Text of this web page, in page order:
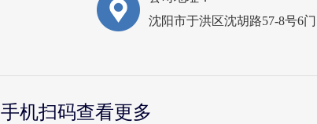
沈阳市于洪区沈胡路57-8号6门
手机扫码查看更多